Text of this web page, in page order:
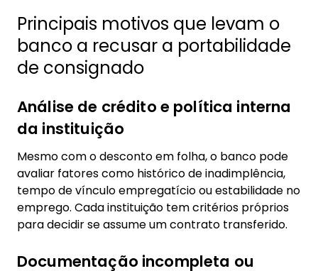
Principais motivos que levam o
banco a recusar a portabilidade
de consignado
Análise de crédito e política interna
da instituição
Mesmo com o desconto em folha, o banco pode
avaliar fatores como histórico de inadimplência,
tempo de vínculo empregatício ou estabilidade no
emprego. Cada instituição tem critérios próprios
para decidir se assume um contrato transferido.
Documentação incompleta ou